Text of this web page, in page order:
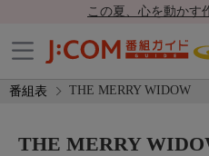
この夏、心を動かす
番組表 THE MERRY WIDOW
THE MERRY